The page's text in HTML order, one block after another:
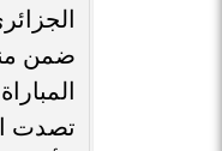
ضمن
تصدت